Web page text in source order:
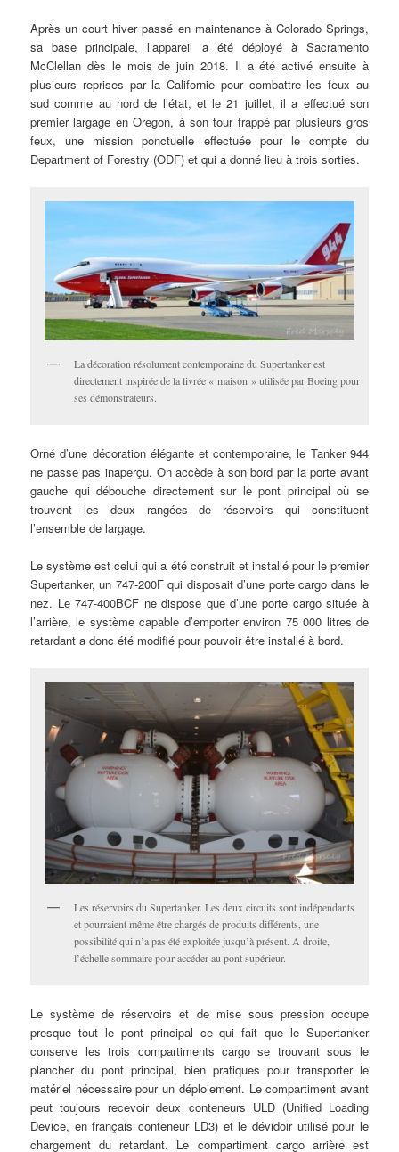
Après un court hiver passé en maintenance à Colorado Springs,
sa base principale, l’appareil a été déployé à Sacramento
McClellan dès le mois de juin 2018. Il a été activé ensuite à
plusieurs reprises par la Californie pour combattre les feux au
sud comme au nord de l’état, et le 21 juillet, il a effectué son
premier largage en Oregon, à son tour frappé par plusieurs gros
feux, une mission ponctuelle effectuée pour le compte du
Department of Forestry (ODF) et qui a donné lieu à trois sorties.
La décoration résolument contemporaine du Supertanker est
directement inspirée de la livrée « maison » utilisée par Boeing pour
ses démonstrateurs.
Orné d’une décoration élégante et contemporaine, le Tanker 944
ne passe pas inaperçu. On accède à son bord par la porte avant
gauche qui débouche directement sur le pont principal où se
trouvent les deux rangées de réservoirs qui constituent
l’ensemble de largage.
Le système est celui qui a été construit et installé pour le premier
Supertanker, un 747-200F qui disposait d’une porte cargo dans le
nez. Le 747-400BCF ne dispose que d’une porte cargo située à
l’arrière, le système capable d’emporter environ 75 000 litres de
retardant a donc été modifié pour pouvoir être installé à bord.
Les réservoirs du Supertanker. Les deux circuits sont indépendants
et pourraient même être chargés de produits différents, une
possibilité qui n’a pas été exploitée jusqu’à présent. A droite,
l’échelle sommaire pour accéder au pont supérieur.
Le système de réservoirs et de mise sous pression occupe
presque tout le pont principal ce qui fait que le Supertanker
conserve les trois compartiments cargo se trouvant sous le
plancher du pont principal, bien pratiques pour transporter le
matériel nécessaire pour un déploiement. Le compartiment avant
peut toujours recevoir deux conteneurs ULD (Unified Loading
Device, en français conteneur LD3) et le dévidoir utilisé pour le
chargement du retardant. Le compartiment cargo arrière est